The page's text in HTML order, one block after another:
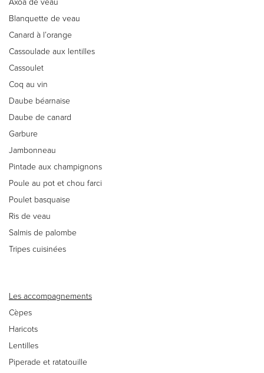
Axoa de veau
Blanquette de veau
Canard à l’orange
Cassoulade aux lentilles
Cassoulet
Coq au vin
Daube béarnaise
Daube de canard
Garbure
Jambonneau
Pintade aux champignons
Poule au pot et chou farci
Poulet basquaise
Ris de veau
Salmis de palombe
Tripes cuisinées
Les accompagnements
Cèpes
Haricots
Lentilles
Piperade et ratatouille